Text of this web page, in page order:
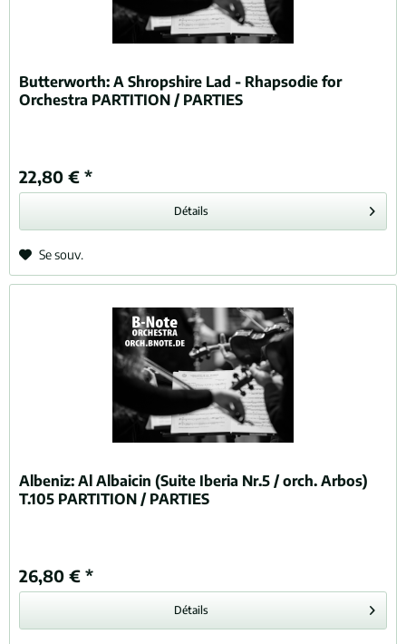
Butterworth:A Shropshire Lad - Rhapsodie for
Orchestra PARTITION / PARTIES
22,80 € *
Détails
Se souv.
Albeniz:Al Albaicin (Suite Iberia Nr.5 / orch. Arbos)
T.105 PARTITION / PARTIES
26,80 € *
Détails